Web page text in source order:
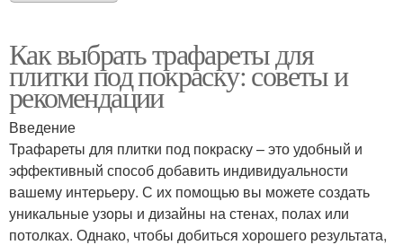
Как выбрать трафареты для
плитки под покраску: советы и
рекомендации
Введение
Трафареты для плитки под покраску – это удобный и
эффективный способ добавить индивидуальности
вашему интерьеру. С их помощью вы можете создать
уникальные узоры и дизайны на стенах, полах или
потолках. Однако, чтобы добиться хорошего результата,